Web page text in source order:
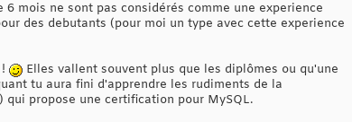
mois ne sont pas considérés comme une experience
des debutants (pour moi un type avec cette experience
Elles vallent souvent plus que les diplômes ou qu'une
tu aura fini d'apprendre les rudiments de la
qui propose une certification pour MySQL.